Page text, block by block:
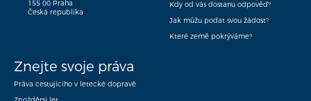
155 00 Praha
Česká republika
Kdy od vás dostanu odpověď?
Jak můžu podat svou žádost?
Které země pokrýváme?
Znejte svoje práva
Práva cestujícího v letecké dopravě